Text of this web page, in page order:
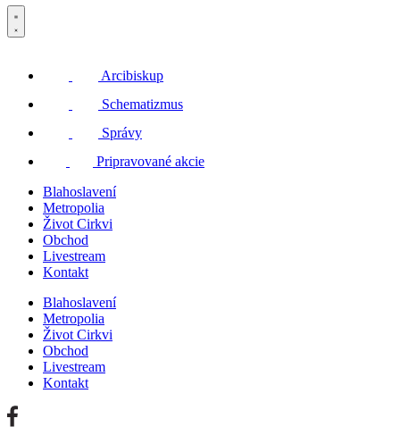
Arcibiskup
Schematizmus
Správy
Pripravované akcie
Blahoslavení
Metropolia
Život Cirkvi
Obchod
Livestream
Kontakt
Blahoslavení
Metropolia
Život Cirkvi
Obchod
Livestream
Kontakt